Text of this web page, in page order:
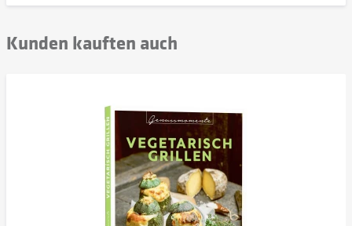
Kunden kauften auch